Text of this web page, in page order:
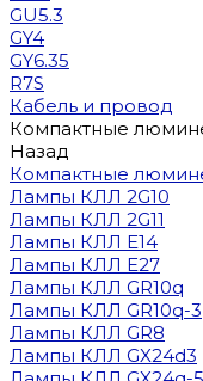
GU5.3
GY4
GY6.35
R7S
Кабель и провод
Компактные
Назад
Компактные
Лампы КЛЛ 2G10
Лампы КЛЛ 2G11
Лампы КЛЛ E14
Лампы КЛЛ E27
Лампы КЛЛ GR10q
Лампы КЛЛ GR10q-3
Лампы КЛЛ GR8
Лампы КЛЛ GX24d3